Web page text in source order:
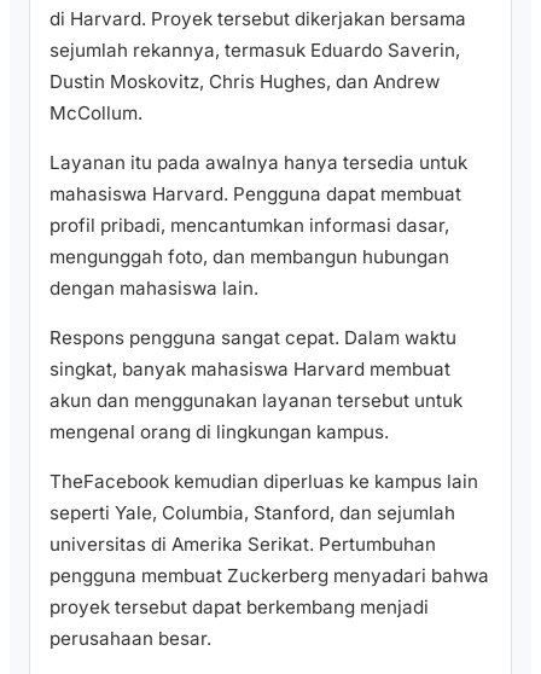
di Harvard. Proyek tersebut dikerjakan bersama
sejumlah rekannya, termasuk Eduardo Saverin,
Dustin Moskovitz, Chris Hughes, dan Andrew
McCollum.
Layanan itu pada awalnya hanya tersedia untuk
mahasiswa Harvard. Pengguna dapat membuat
profil pribadi, mencantumkan informasi dasar,
mengunggah foto, dan membangun hubungan
dengan mahasiswa lain.
Respons pengguna sangat cepat. Dalam waktu
singkat, banyak mahasiswa Harvard membuat
akun dan menggunakan layanan tersebut untuk
mengenal orang di lingkungan kampus.
TheFacebook kemudian diperluas ke kampus lain
seperti Yale, Columbia, Stanford, dan sejumlah
universitas di Amerika Serikat. Pertumbuhan
pengguna membuat Zuckerberg menyadari bahwa
proyek tersebut dapat berkembang menjadi
perusahaan besar.